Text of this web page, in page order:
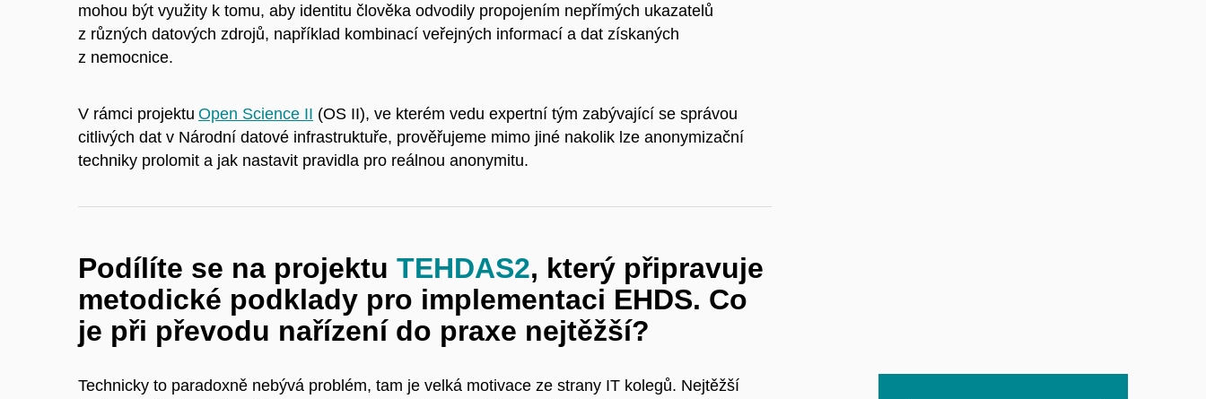
mohou být využity k tomu, aby identitu člověka odvodily propojením nepřímých ukazatelů
z různých datových zdrojů, například kombinací veřejných informací a dat získaných
z nemocnice.
V rámci projektu Open Science II (OS II), ve kterém vedu expertní tým zabývající se správou
citlivých dat v Národní datové infrastruktuře, prověřujeme mimo jiné nakolik lze anonymizační
techniky prolomit a jak nastavit pravidla pro reálnou anonymitu.
Podílíte se na projektu TEHDAS2, který připravuje
metodické podklady pro implementaci EHDS. Co
je při převodu nařízení do praxe nejtěžší?
Technicky to paradoxně nebývá problém, tam je velká motivace ze strany IT kolegů. Nejtěžší